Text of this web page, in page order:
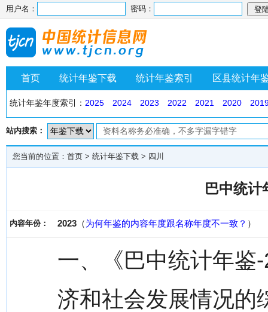
用户名： 密码：
首页 统计年鉴下载 统计年鉴索引 区县统计年
统计年鉴年度索引： 2025 2024 2023 2022 2021 2020
站内搜索：
您当前的位置： 首页 > 统计年鉴下载 > 四川
巴中统计
内容年份： 2023 （为何年鉴的内容年度跟名称年度不一致？ ）
一、《巴中统计年鉴
济和社会发展情况的